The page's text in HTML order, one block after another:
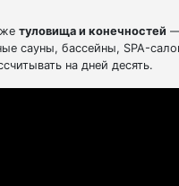
туловища и конечностей —
сауны, бассейны, SPA-
на дней десять.